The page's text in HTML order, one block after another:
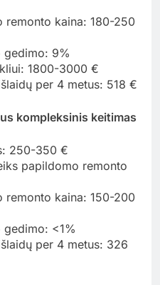
remonto kaina: 180-250
gedimo: 9%
1800-3000 €
per 4 metus: 518 €
kompleksinis keitimas
250-350 €
papildomo remonto
remonto kaina: 150-200
<1%
per 4 metus: 326